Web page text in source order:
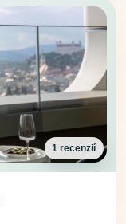
1 recenzií